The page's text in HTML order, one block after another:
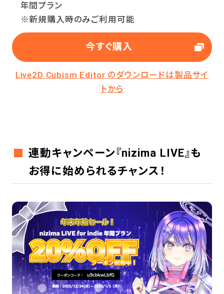
年間プラン
※新規購入時のみご利用可能
今すぐ購入
Live2D Cubism Editor のダウンロードは製品サイ
トから
連動キャンペーン『nizima LIVE』も
お得に始められるチャンス！